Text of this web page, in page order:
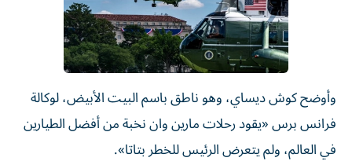
وأوضح كوش ديساي، وهو ناطق باسم البيت الأبيض، لوكالة
فرانس برس «يقود رحلات مارين وان نخبة من أفضل الطيارين
في العالم، ولم يتعرض الرئيس للخطر بتاتا».